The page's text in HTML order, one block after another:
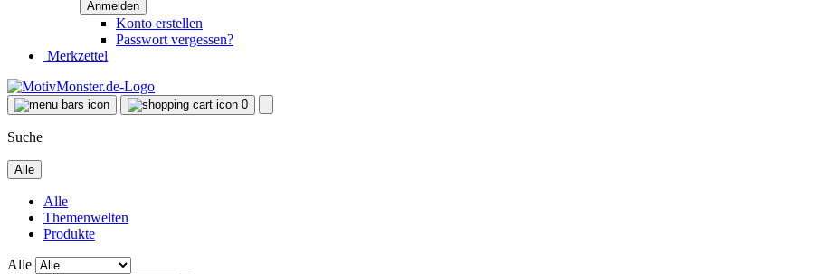
Konto erstellen
Passwort vergessen?
Merkzettel
0
Suche
Alle
Alle
Themenwelten
Produkte
Alle